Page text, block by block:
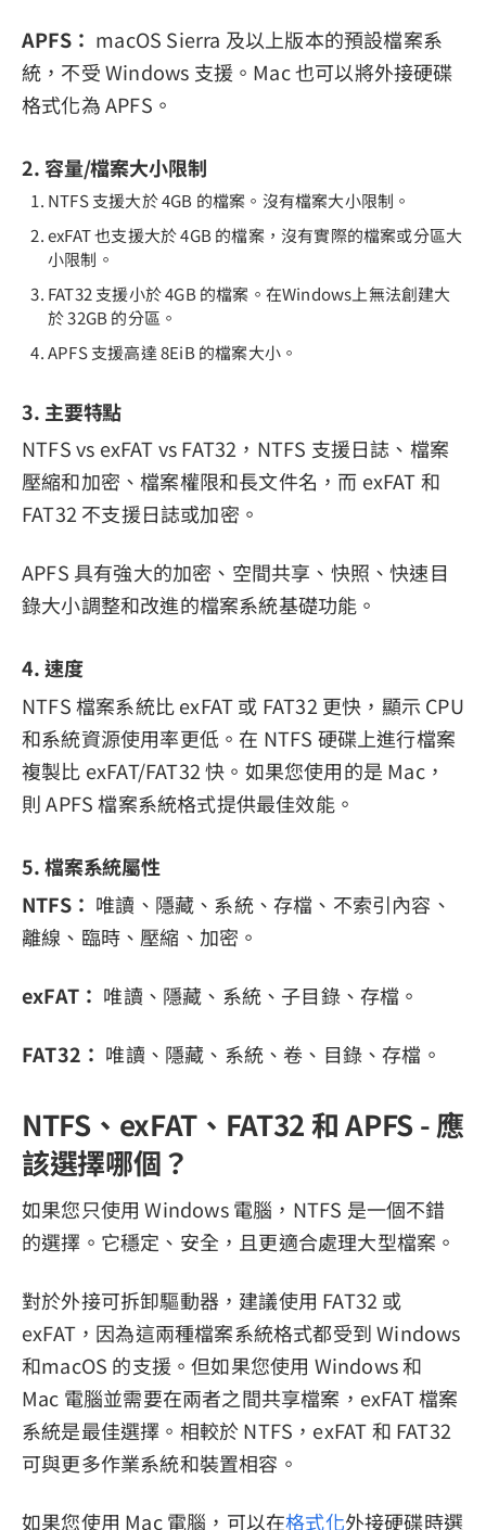
APFS： macOS Sierra 及以上版本的預設檔案系
統，不受 Windows 支援。Mac 也可以將外接硬碟
格式化為 APFS。
2. 容量/檔案大小限制
NTFS 支援大於 4GB 的檔案。沒有檔案大小限制。
exFAT 也支援大於 4GB 的檔案，沒有實際的檔案或分區大
小限制。
FAT32 支援小於 4GB 的檔案。在Windows上無法創建大
於 32GB 的分區。
APFS 支援高達 8EiB 的檔案大小。
3. 主要特點
NTFS vs exFAT vs FAT32，NTFS 支援日誌、檔案
壓縮和加密、檔案權限和長文件名，而 exFAT 和
FAT32 不支援日誌或加密。
APFS 具有強大的加密、空間共享、快照、快速目
錄大小調整和改進的檔案系統基礎功能。
4. 速度
NTFS 檔案系統比 exFAT 或 FAT32 更快，顯示 CPU
和系統資源使用率更低。在 NTFS 硬碟上進行檔案
複製比 exFAT/FAT32 快。如果您使用的是 Mac，
則 APFS 檔案系統格式提供最佳效能。
5. 檔案系統屬性
NTFS： 唯讀、隱藏、系統、存檔、不索引內容、
離線、臨時、壓縮、加密。
exFAT： 唯讀、隱藏、系統、子目錄、存檔。
FAT32： 唯讀、隱藏、系統、卷、目錄、存檔。
NTFS、exFAT、FAT32 和 APFS - 應
該選擇哪個？
如果您只使用 Windows 電腦，NTFS 是一個不錯
的選擇。它穩定、安全，且更適合處理大型檔案。
對於外接可拆卸驅動器，建議使用 FAT32 或
exFAT，因為這兩種檔案系統格式都受到 Windows
和macOS 的支援。但如果您使用 Windows 和
Mac 電腦並需要在兩者之間共享檔案，exFAT 檔案
系統是最佳選擇。相較於 NTFS，exFAT 和 FAT32
可與更多作業系統和裝置相容。
如果您使用 Mac 電腦，可以在格式化外接硬碟時選